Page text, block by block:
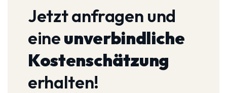
Jetzt anfragen und
eineunverbindliche
Kostenschätzung
erhalten!